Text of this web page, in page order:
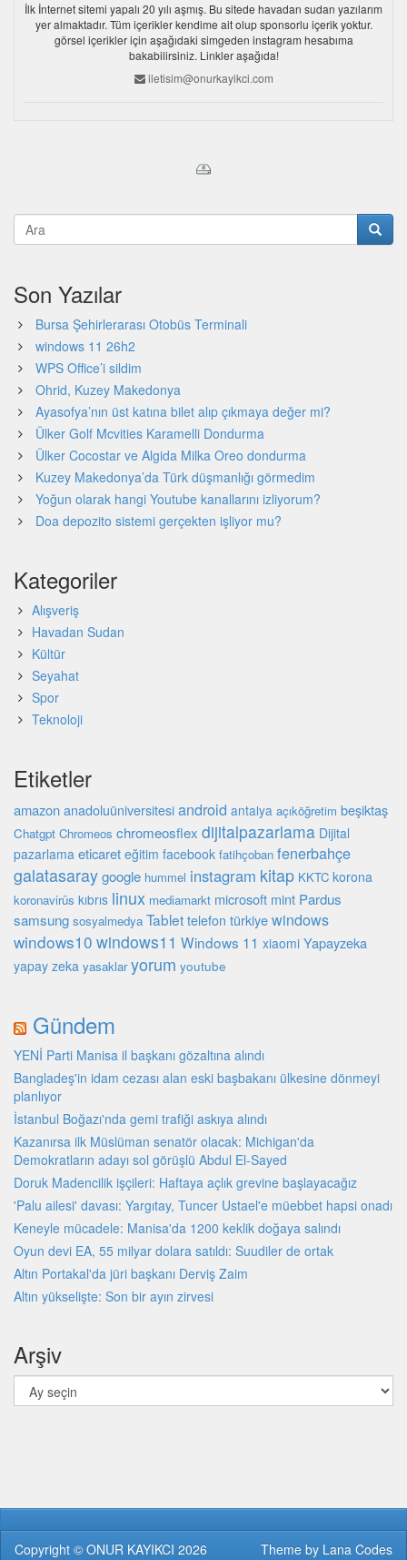
İlk İnternet sitemi yapalı 20 yılı aşmış. Bu sitede havadan sudan yazılarım
yer almaktadır. Tüm içerikler kendime ait olup sponsorlu içerik yoktur.
görsel içerikler için aşağıdaki simgeden instagram hesabıma
bakabilirsiniz. Linkler aşağıda!
iletisim@onurkayikci.com
Son Yazılar
Bursa Şehirlerarası Otobüs Terminali
windows 11 26h2
WPS Office’i sildim
Ohrid, Kuzey Makedonya
Ayasofya’nın üst katına bilet alıp çıkmaya değer mi?
Ülker Golf Mcvities Karamelli Dondurma
Ülker Cocostar ve Algida Milka Oreo dondurma
Kuzey Makedonya’da Türk düşmanlığı görmedim
Yoğun olarak hangi Youtube kanallarını izliyorum?
Doa depozito sistemi gerçekten işliyor mu?
Kategoriler
Alışveriş
Havadan Sudan
Kültür
Seyahat
Spor
Teknoloji
Etiketler
amazonanadoluüniversitesiandroid antalya açıköğretim beşiktaş
Chatgpt Chromeos chromeosflex dijitalpazarlama Dijital
pazarlama eticaret eğitim facebook fatihçoban fenerbahçe
galatasaraygoogle hummel instagram kitap KKTC korona
koronavirüs kıbrıs linux mediamarkt microsoft mint Pardus
samsung sosyalmedya Tablet telefon türkiyewindows
windows10 windows11 Windows 11 xiaomi Yapayzeka
yapay zeka yasaklar yorum youtube
Gündem
YENİ Parti Manisa il başkanı gözaltına alındı
Bangladeş'in idam cezası alan eski başbakanı ülkesine dönmeyi
planlıyor
İstanbul Boğazı'nda gemi trafiği askıya alındı
Kazanırsa ilk Müslüman senatör olacak: Michigan'da
Demokratların adayı sol görüşlü Abdul El-Sayed
Doruk Madencilik işçileri: Haftaya açlık grevine başlayacağız
'Palu ailesi' davası: Yargıtay, Tuncer Ustael'e müebbet hapsi onadı
Keneyle mücadele: Manisa'da 1200 keklik doğaya salındı
Oyun devi EA, 55 milyar dolara satıldı: Suudiler de ortak
Altın Portakal'da jüri başkanı Derviş Zaim
Altın yükselişte: Son bir ayın zirvesi
Arşiv
Arşiv
Theme by Lana Codes
Copyright © ONUR KAYIKCI 2026